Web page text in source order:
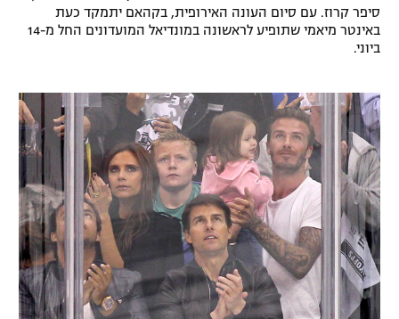
סיפר קרוז. עם סיום העונה האירופית, בקהאם יתמקד כעת
באינטר מיאמי שתופיע לראשונה במונדיאל המועדונים החל מ-14
ביוני.